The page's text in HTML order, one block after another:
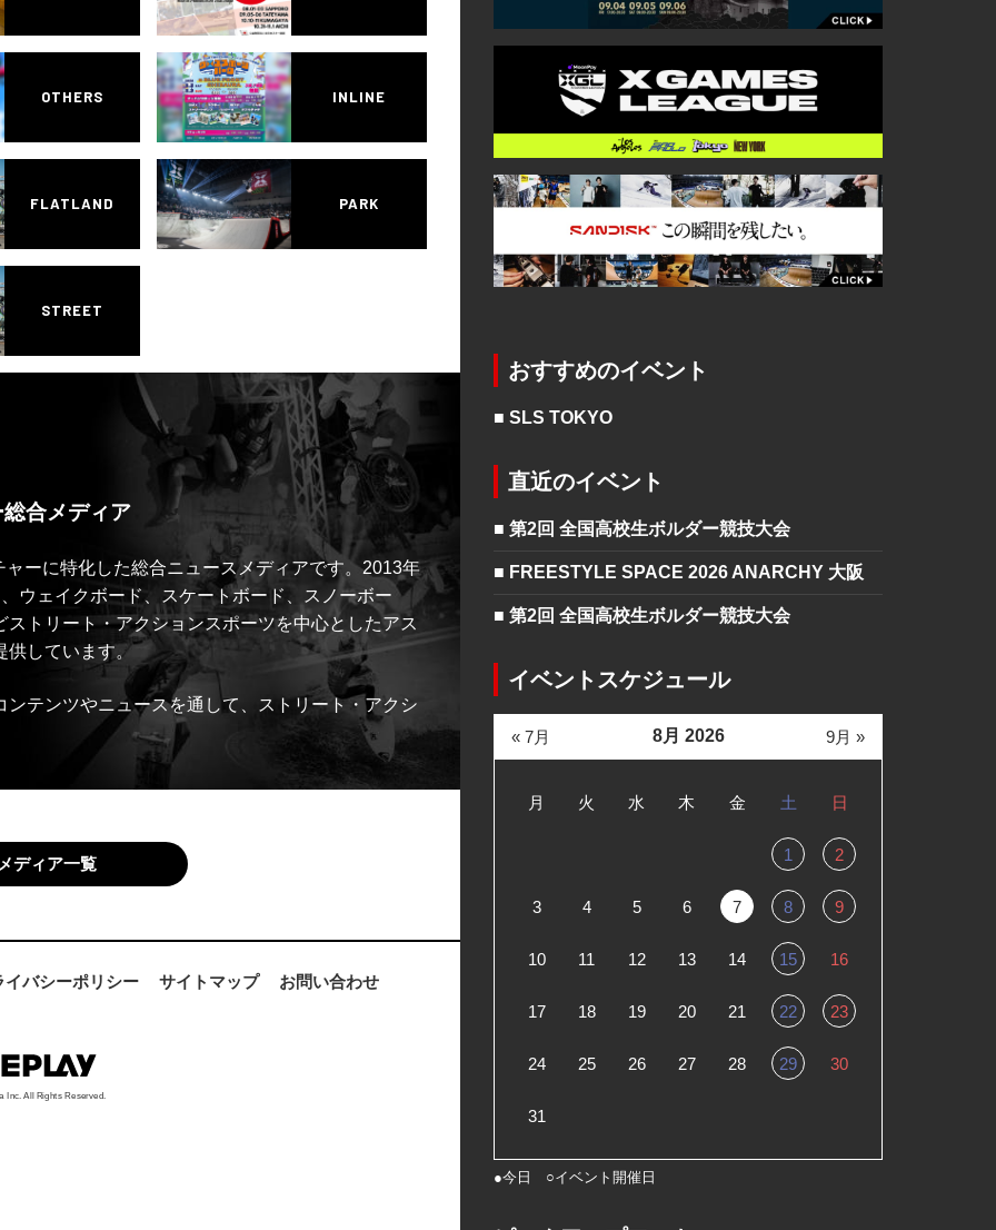
OTHERS INLINE
FLATLAND PARK
STREET
合メディア
ーに特化した総合ニュースメディアです。2013年
ウェイクボード、スケートボード、スノーボー
トリート・アクションスポーツを中心としたアス
供しています。
テンツやニュースを通して、ストリート・アクシ
ディア一覧
イバシーポリシー サイトマップ お問い合わせ
Inc. All Rights Reserved.
おすすめのイベント
■ SLS TOKYO
直近のイベント
■ 第2回 全国高校生ボルダー競技大会
■ FREESTYLE SPACE 2026 ANARCHY 大阪
■ 第2回 全国高校生ボルダー競技大会
イベントスケジュール
8月 2026
月 火 水 木 金 土 日
1 2
3 4 5 6 7 8 9
10 11 12 13 14 15 16
17 18 19 20 21 22 23
24 25 26 27 28 29 30
31
« 7月 9月 »
●今日 ○イベント開催日